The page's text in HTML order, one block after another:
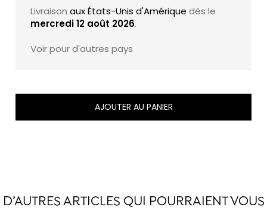
saveurs uniques et exquises.
Livraison aux États-Unis d'Amérique dès le
mercredi 12 août 2026.
Voir pour d'autres pays
AJOUTER AU PANIER
D’AUTRES ARTICLES QUI POURRAIENT VOUS